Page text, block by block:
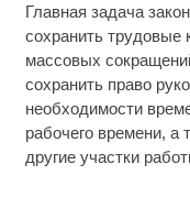
Главная задача
сохранить трудовые
массовых
сохранить право
необходимости
рабочего времени, а
другие участки